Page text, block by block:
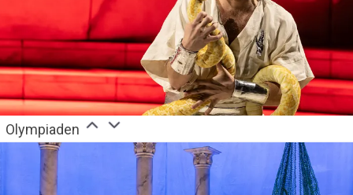
Olympiaden